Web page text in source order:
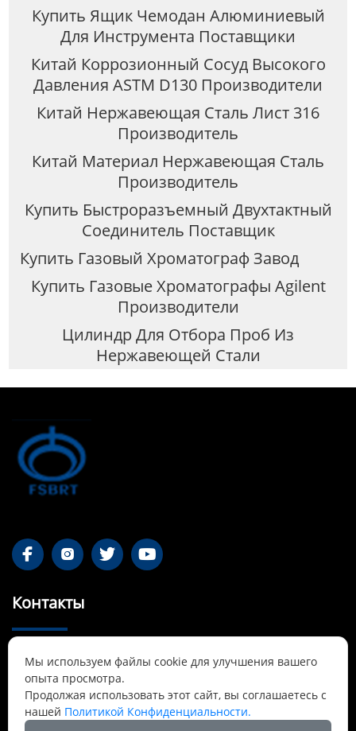
Купить Ящик Чемодан Алюминиевый
Для Инструмента Поставщики
Китай Коррозионный Сосуд Высокого
Давления ASTM D130 Производители
Китай Нержавеющая Сталь Лист 316
Производитель
Китай Материал Нержавеющая Сталь
Производитель
Купить Быстроразъемный Двухтактный
Соединитель Поставщик
Купить Газовый Хроматограф Завод
Купить Газовые Хроматографы Agilent
Производители
Цилиндр Для Отбора Проб Из
Нержавеющей Стали
   
Контакты

55-1 Qianjin Road, район Синьфу, Фушунь,
Ляонин
 Cnbrtsummer@gmail.com
Мы используем файлы cookie для улучшения вашего
опыта просмотра.
Продолжая использовать этот сайт, вы соглашаетесь с
нашей Политикой Конфиденциальности.